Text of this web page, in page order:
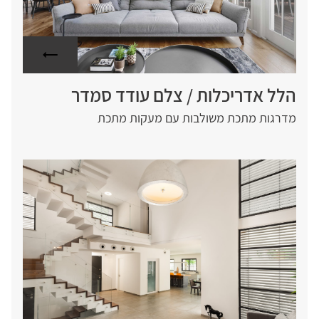
הלל אדריכלות / צלם עודד סמדר
מדרגות מתכת משולבות עם מעקות מתכת